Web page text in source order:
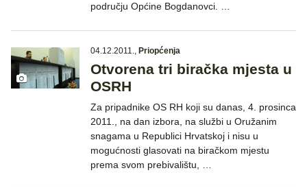
području Općine Bogdanovci. …
04.12.2011., Priopćenja
Otvorena tri biračka mjesta u
OSRH
Za pripadnike OS RH koji su danas, 4. prosinca
2011., na dan izbora, na službi u Oružanim
snagama u Republici Hrvatskoj i nisu u
mogućnosti glasovati na biračkom mjestu
prema svom prebivalištu, …